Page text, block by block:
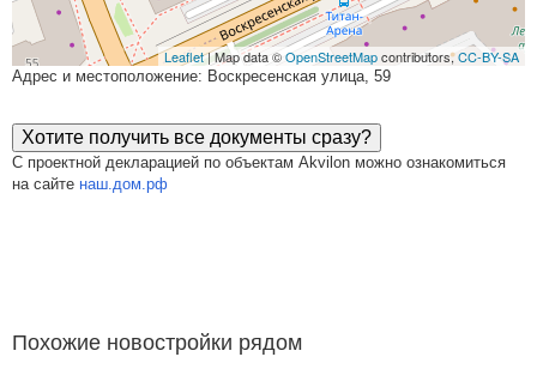
Leaflet| Map data ©OpenStreetMapcontributors,CC-BY-SA
Адрес и местоположение: Воскресенская улица, 59
Хотите получить все документы сразу?
С проектной декларацией по объектам Akvilon можно ознакомиться
на сайте наш.дом.рф
Похожие новостройки рядом